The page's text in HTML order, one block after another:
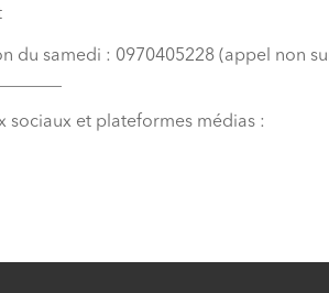
du samedi : 0970405228 (appel non
sociaux et plateformes médias :